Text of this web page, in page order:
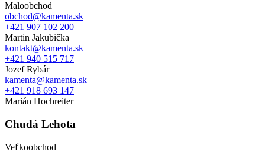
Maloobchod
obchod@kamenta.sk
+421 907 102 200
Martin Jakubička
kontakt@kamenta.sk
+421 940 515 717
Jozef Rybár
kamenta@kamenta.sk
+421 918 693 147
Marián Hochreiter
Chudá Lehota
Veľkoobchod